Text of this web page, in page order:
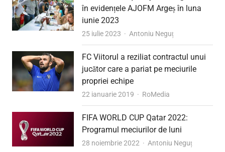
în evidențele AJOFM Argeș în luna
iunie 2023
25 iulie 2023 Author
Antoniu Neguț
FC Viitorul a reziliat contractul unui
jucător care a pariat pe meciurile
propriei echipe
22 ianuarie 2019 Author
RoMedia
FIFA WORLD CUP Qatar 2022:
Programul meciurilor de luni
28 noiembrie 2022 Author
Antoniu Neguț